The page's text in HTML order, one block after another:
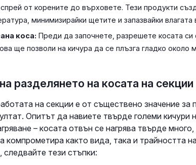
от корените до върховете. Тези продукти
минимизирайки щетите и запазвайки влагата
коса: Преди да започнете, разрешете косата
ще позволи на кичура да се плъзга гладко
разделянето на косата на секции
на секции е от съществено значение за
Опитът да навиете твърде големи
– косата отвън се нагрява твърде
компрометира както вида, така и трайността
следвайте тези стъпки: